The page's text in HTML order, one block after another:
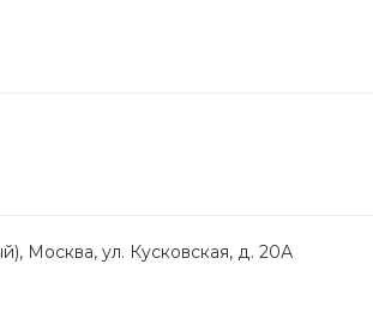
Москва, ул. Кусковская, д. 20А